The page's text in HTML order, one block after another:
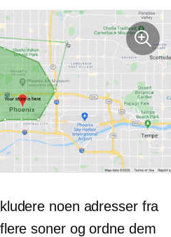
noen adresser fra
soner og ordne dem